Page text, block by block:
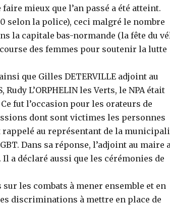
mieux que l’an passé a été atteint.
selon la police), ceci malgré le nombre
la capitale bas-normande (la fête du
des femmes pour soutenir la lutte
que Gilles DETERVILLE adjoint au
L’ORPHELIN les Verts, le NPA était
fut l’occasion pour les orateurs de
dont sont victimes les personnes
rappelé au représentant de la
Dans sa réponse, l’adjoint au maire a
a déclaré aussi que les cérémonies de
les combats à mener ensemble et en
discriminations à mettre en place de